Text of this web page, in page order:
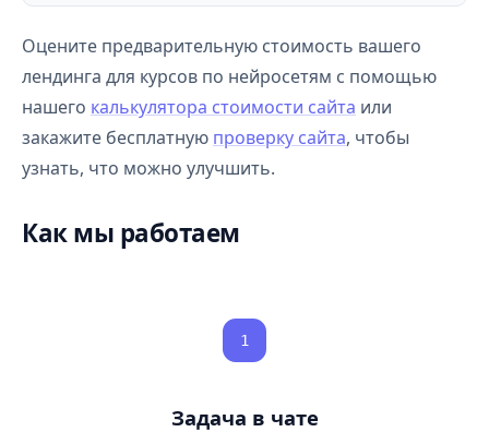
Оцените предварительную стоимость вашего
лендинга для курсов по нейросетям с помощью
нашего калькулятора стоимости сайта или
закажите бесплатную проверку сайта, чтобы
узнать, что можно улучшить.
Как мы работаем
1
Задача в чате